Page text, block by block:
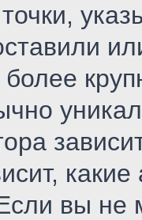
вы не